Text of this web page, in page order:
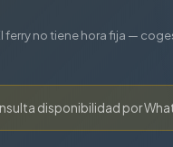
no tiene hora fija —
disponibilidad por